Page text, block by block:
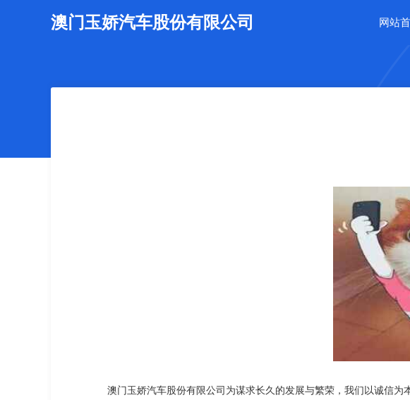
澳门玉娇汽车股份有限公司 网站
澳门玉娇汽车股份有限公司为谋求长久的发展与繁荣，我们以诚信